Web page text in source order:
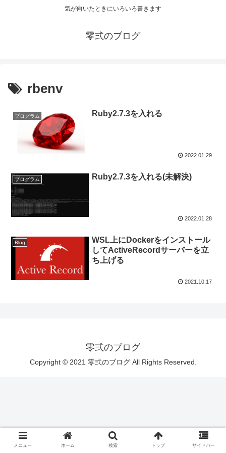
気が向いたときにいろいろ書きます
零弍のブログ
rbenv
プログラム Ruby2.7.3を入れる
2022.01.29
プログラム Ruby2.7.3を入れる(未解決)
2022.01.28
Blog
WSL上にDockerをインストール
してActiveRecordサーバーを立
ち上げる
2021.10.17
零弍のブログ
Copyright © 2021 零弍のブログ All Rights Reserved.
メニュー ホーム 検索 トップ サイドバー